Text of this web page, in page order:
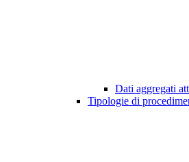
Dati aggregati
Tipologie di